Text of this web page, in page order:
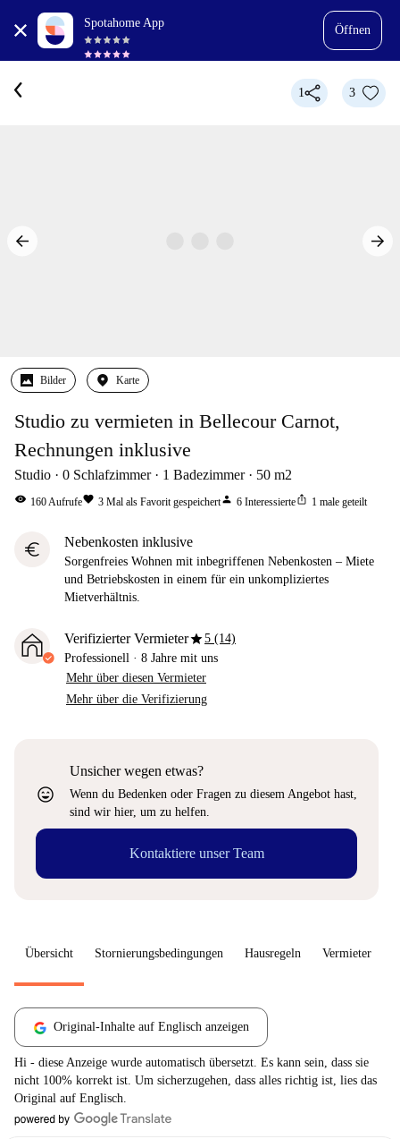
Spotahome App
Öffnen
1 3
Bilder Karte
Studio zu vermieten in Bellecour Carnot,
Rechnungen inklusive
Studio 0 Schlafzimmer 1 Badezimmer 50 m2
visibility 160Aufrufefavorite 3 Mal als Favorit gespeichertperson 6 Interessierteios_share 1 male geteilt
euro Nebenkosten inklusive
Sorgenfreies Wohnen mit inbegriffenen Nebenkosten – Miete
und Betriebskosten in einem für ein unkompliziertes
Mietverhältnis.
Verifizierter Vermieterstar5 (14)
Professionell · 8 Jahre mit uns
Mehr über diesen Vermieter
Mehr über die Verifizierung
sentiment_very_satisfied
Unsicher wegen etwas?
Wenn du Bedenken oder Fragen zu diesem Angebot hast,
sind wir hier, um zu helfen.
Kontaktiere unser Team
Übersicht Stornierungsbedingungen Hausregeln Vermieter
Original-Inhalte auf Englisch anzeigen
Hi - diese Anzeige wurde automatisch übersetzt. Es kann sein, dass sie
nicht 100% korrekt ist. Um sicherzugehen, dass alles richtig ist, lies das
Original auf Englisch.